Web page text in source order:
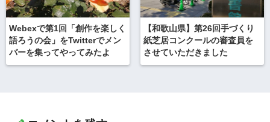
Webexで第1回「創作を楽しく
語ろうの会」をTwitterでメン
バーを集ってやってみたよ
【和歌山県】第26回手づくり
紙芝居コンクールの審査員を
させていただきました